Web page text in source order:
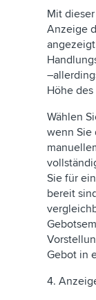
Mit
Anzeige
Höhe
Wählen
wenn Sie
Sie für
bereit
Gebot in
4.